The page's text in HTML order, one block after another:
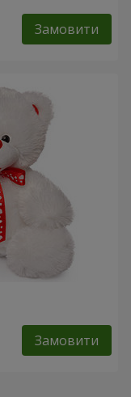
Замовити
Замовити